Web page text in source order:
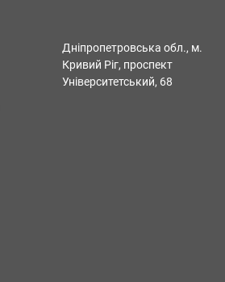
Дніпропетровська обл., м.
Кривий Ріг, проспект
Університетський, 68